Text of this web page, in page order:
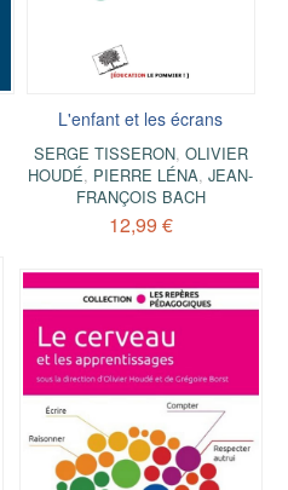
L'enfant et les écrans
SERGE TISSERON, OLIVIER
HOUDÉ, PIERRE LÉNA,JEAN-
FRANÇOIS BACH
12,99 €